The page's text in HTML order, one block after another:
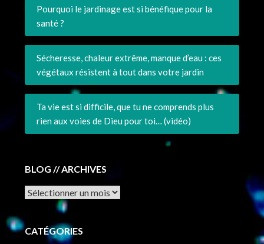
Pourquoi le jardinage est si bénéfique pour la
santé ?
Sécheresse, chaleur extrême, manque d’eau : ces
végétaux résistent à tout dans votre jardin
Ta vie est si difficile, que tu ne comprends plus
rien aux voies de Dieu pour toi… (vidéo)
BLOG // ARCHIVES
Archives
CATÉGORIES